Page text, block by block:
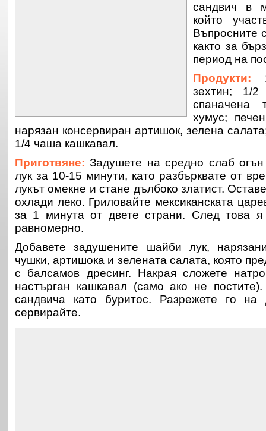
сандвич в
който
Въпросните
както за
период на
Продукти:
зехтин; 1/2
спаначена
хумус;
нарязан консервиран артишок, зелена
1/4 чаша кашкавал.
Приготвяне: Задушете на средно слаб
лук за 10-15 минути, като разбърквате от
лукът омекне и стане дълбоко златист.
охлади леко. Гриловайте мексиканската
за 1 минута от двете страни. След това
равномерно.
Добавете задушените шайби лук,
чушки, артишока и зелената салата, която
с балсамов дресинг. Накрая сложете
настърган кашкавал (само ако не
сандвича като буритос. Разрежете го
сервирайте.